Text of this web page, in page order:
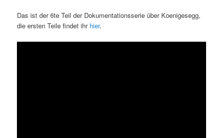
Das ist der 6te Teil der Dokumentationsserie über Koenigesegg,
die ersten Teile findet ihr hier.